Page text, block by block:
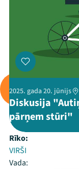
2025. gada 20. jūnijs
Diskusija
pārņem stūri"
Rīko:
VIRŠI
Vada: